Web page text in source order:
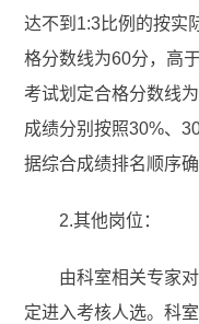
达不到1:3比例的按实
格分数线为60分，高
考试划定合格分数线
成绩分别按照30%、
据综合成绩排名顺序
2.其他岗位：
由科室相关专家
定进入考核人选。科